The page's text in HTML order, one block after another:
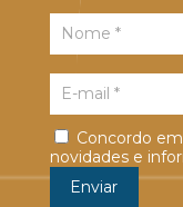
Concordo
novidades e